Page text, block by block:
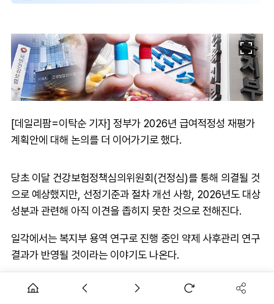
[데일리팜=이탁순 기자] 정부가 2026년 급여적정성 재평가
계획안에 대해 논의를 더 이어가기로 했다.
당초 이달 건강보험정책심의위원회(건정심)를 통해 의결될 것
으로 예상했지만, 선정기준과 절차 개선 사항, 2026년도 대상
성분과 관련해 아직 이견을 좁히지 못한 것으로 전해진다.
일각에서는 복지부 용역 연구로 진행 중인 약제 사후관리 연구
결과가 반영될 것이라는 이야기도 나온다.
28일 업계에 따르면 건정심 소위에 보고된 '약제 급여적정성